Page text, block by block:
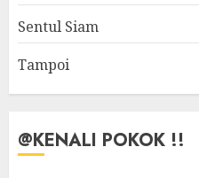
Sentul Siam
Tampoi
@KENALI POKOK !!